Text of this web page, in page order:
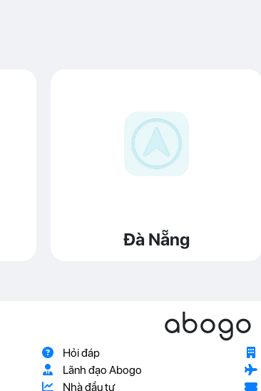
Đà Nẵng
abogo
Hỏi đáp
Lãnh đạo Abogo
Nhà đầu tư